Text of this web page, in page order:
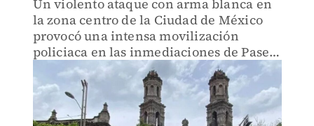
Un violento ataque con arma blanca en
la zona centro de la Ciudad de México
provocó una intensa movilización
policiaca en las inmediaciones de Paseo
de la Reforma y avenida Hidalgo.